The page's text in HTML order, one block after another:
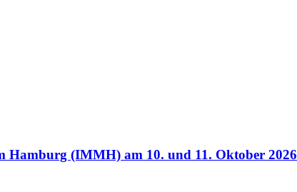
Hamburg (IMMH) am 10. und 11. Oktober 2026